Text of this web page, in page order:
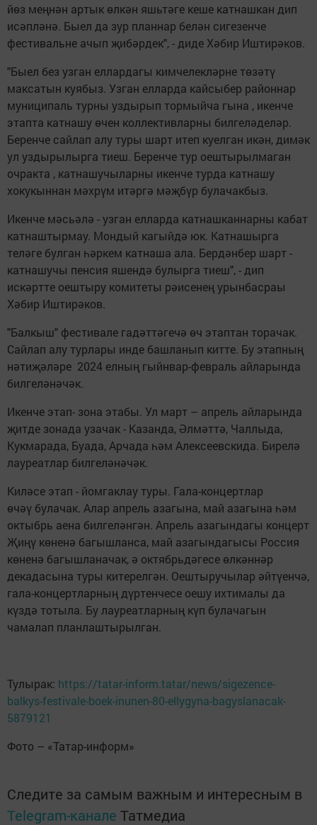
йөз меңнән артык өлкән яшьтәге кеше катнашкан дип
исәпләнә. Быел да зур планнар белән сигезенче
фестивальне ачып җибәрдек", - диде Хәбир Иштирәков.
"Быел без узган еллардагы кимчелекләрне төзәтү
максатын куябыз. Узган елларда кайсыбер районнар
муниципаль турны уздырып тормыйча гына , икенче
этапта катнашу өчен коллективларны билгеләделәр.
Беренче сайлап алу туры шарт итеп куелган икән, димәк
ул уздырылырга тиеш. Беренче тур оештырылмаган
очракта , катнашучыларны икенче турда катнашу
хокукыннан мәхрүм итәргә мәҗбүр булачакбыз.
Икенче мәсьәлә - узган елларда катнашканнарны кабат
катнаштырмау. Мондый кагыйдә юк. Катнашырга
теләге булган һәркем катнаша ала. Бердәнбер шарт -
катнашучы пенсия яшендә булырга тиеш", - дип
искәртте оештыру комитеты рәисенең урынбасраы
Хәбир Иштирәков.
"Балкыш" фестивале гадәттәгечә өч этаптан торачак.
Сайлап алу турлары инде башланып китте. Бу этапның
нәтиҗәләре 2024 елның гыйнвар-февраль айларында
билгеләнәчәк.
Икенче этап- зона этабы. Ул март – апрель айларында
җитде зонада узачак - Казанда, Әлмәттә, Чаллыда,
Кукмарада, Буада, Арчада һәм Алексеевскида. Бирелә
лауреатлар билгеләнәчәк.
Киләсе этап - йомгаклау туры. Гала-концертлар
өчәү булачак. Алар апрель азагына, май азагына һәм
октыбрь аена билгеләнгән. Апрель азагындагы концерт
Җиңү көненә багышланса, май азагындагысы Россия
көненә багышланачак, ә октябрьдәгесе өлкәннәр
декадасына туры китерелгән. Оештыручылар әйтүенчә,
гала-концертларның дүртенчесе оешу ихтималы да
күздә тотыла. Бу лауреатларның күп булачагын
чамалап планлаштырылган.
Тулырак: https://tatar-inform.tatar/news/sigezence-
balkys-festivale-boek-inunen-80-ellygyna-bagyslanacak-
5879121
Фото – «Татар-информ»
Следите за самым важным и интересным в
Telegram-канале Татмедиа